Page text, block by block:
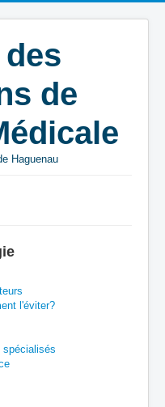
de
Haguenau
l'éviter?
spécialisés